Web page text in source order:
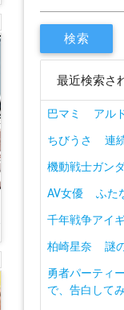
最近検索さ
巴マミ アル
ちびうさ
連
機動戦士ガン
AV女優
ふ
千年戦争アイ
柏崎星奈
謎
勇者パーティ
で、告白してみ